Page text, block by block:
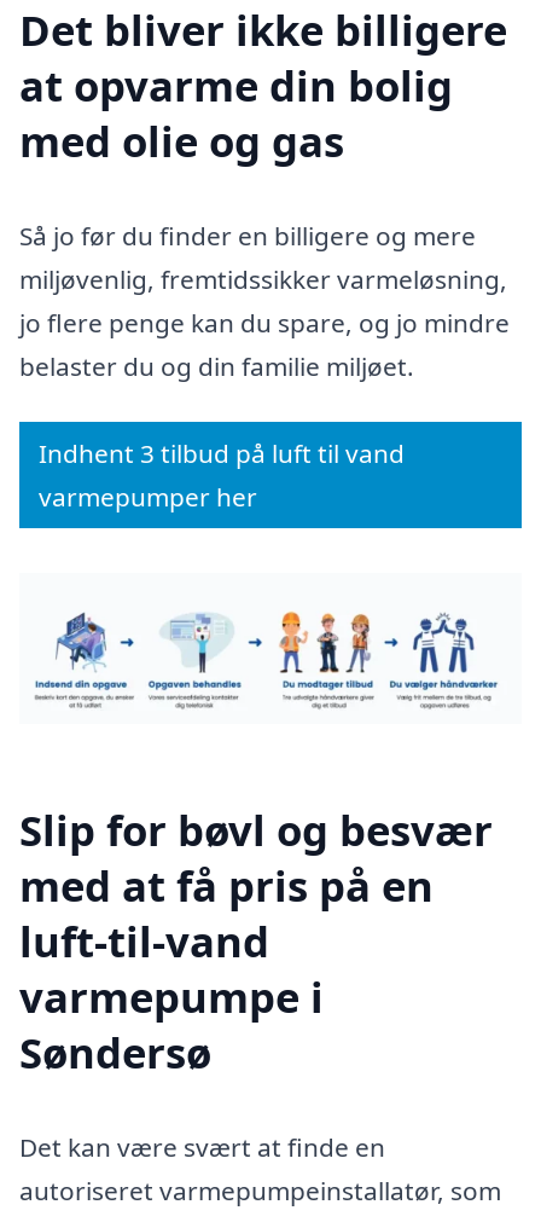
Det bliver ikke billigere
at opvarme din bolig
med olie og gas
Så jo før du finder en billigere og mere
miljøvenlig, fremtidssikker varmeløsning,
jo flere penge kan du spare, og jo mindre
belaster du og din familie miljøet.
Indhent 3 tilbud på luft til vand
varmepumper her
Slip for bøvl og besvær
med at få pris på en
luft-til-vand
varmepumpe i
Søndersø
Det kan være svært at finde en
autoriseret varmepumpeinstallatør, som